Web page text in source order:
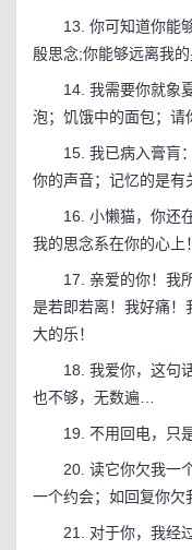
13. 你可知道你能够
殷思念;你能够远离我
14. 我需要你就象夏
泡；饥饿中的面包；请
15. 我已病入膏肓：
你的声音；记忆的是有
16. 小懒猫，你还在
我的思念系在你的心上！
17. 亲爱的你！我所
是若即若离！我好痛！
大的乐！
18. 我爱你，这句话
也不够，无数遍…
19. 不用回电，只是
20. 读它你欠我一个
一个约会；如回复你欠
21. 对于你，我经过